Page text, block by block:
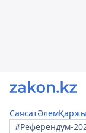
СаясатӘлемҚаржы
#Референдум-